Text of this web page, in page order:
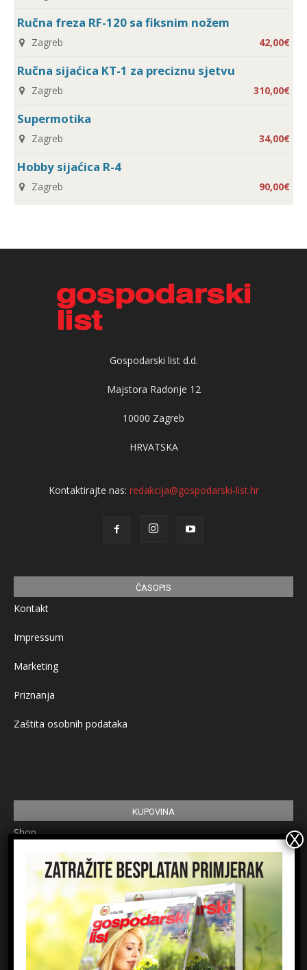
Ručna freza RF-120 sa fiksnim nožem
Zagreb 42,00€
Ručna sijaćica KT-1 za preciznu sjetvu
Zagreb 310,00€
Supermotika
Zagreb 34,00€
Hobby sijaćica R-4
Zagreb 90,00€
Gospodarski list d.d.
Majstora Radonje 12
10000 Zagreb
HRVATSKA
Kontaktirajte nas: redakcija@gospodarski-list.hr
ČASOPIS
Kontakt
Impressum
Marketing
Priznanja
Zaštita osobnih podataka
KUPOVINA
Shop
Pretplata
Uvjeti korištenja
Prijavite se na newsletter